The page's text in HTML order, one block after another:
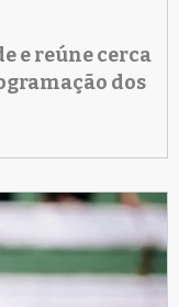
e reúne cerca
dos